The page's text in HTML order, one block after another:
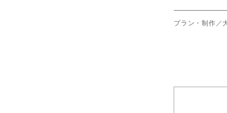
プラン・制作／